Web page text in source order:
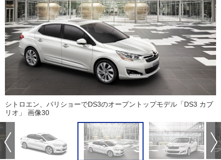
シトロエン、パリショーでDS3のオープントップモデル「DS3 カブ
リオ」 画像30